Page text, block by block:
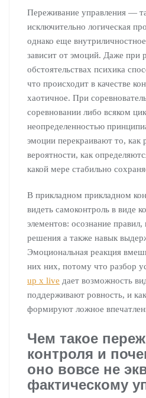
Переживание управления —
исключительно логическая
однако еще
зависит от эмоций. Даже при
обстоятельствах психика
что происходит в качестве
хаотичное. При
соревновании либо всяком
неопределенностью
эмоции перекраивают то, как
вероятности, как
какой мере стабильно
В прикладном прикладном
видеть самоконтроль в виде
элементов: осознание
решения а также навык
Эмоциональная реакция
них них, потому что разбор
up x live дает возможность
поддерживают ровность, и
формируют ложное
Чем такое
контроля и
оно вовсе не
фактическому